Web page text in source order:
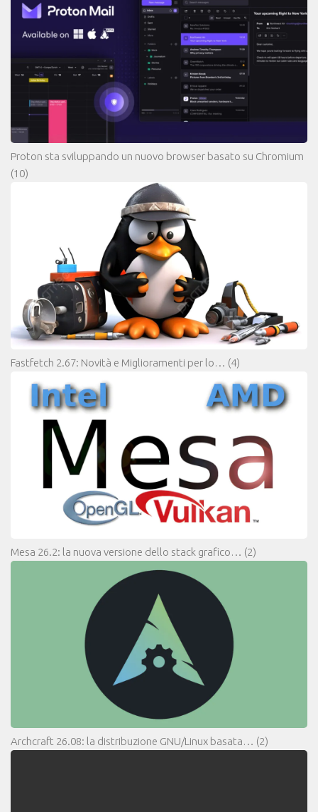
Proton sta sviluppando un nuovo browser basato su Chromium
(10)
Fastfetch 2.67: Novità e Miglioramenti per lo… (4)
Mesa 26.2: la nuova versione dello stack grafico… (2)
Archcraft 26.08: la distribuzione GNU/Linux basata… (2)